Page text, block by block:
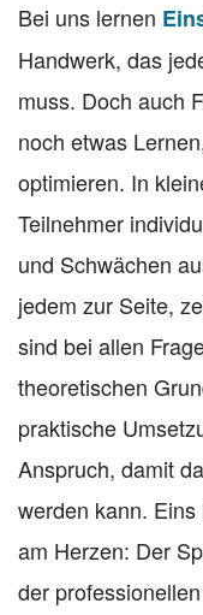
Bei uns lernen
Handwerk, das
muss. Doch auch
noch etwas
optimieren. In
Teilnehmer
und Schwächen
jedem zur Seite,
sind bei allen
theoretischen
praktische
Anspruch, damit
werden kann.
am Herzen: Der
der